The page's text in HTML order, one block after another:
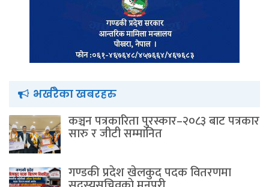
भर्खरैका खबरहरु
कञ्चन पत्रकारिता पुरस्कार–२०८३ बाट पत्रकार
सारु र जीटी सम्मानित
गण्डकी प्रदेश खेलकुद पदक वितरणमा